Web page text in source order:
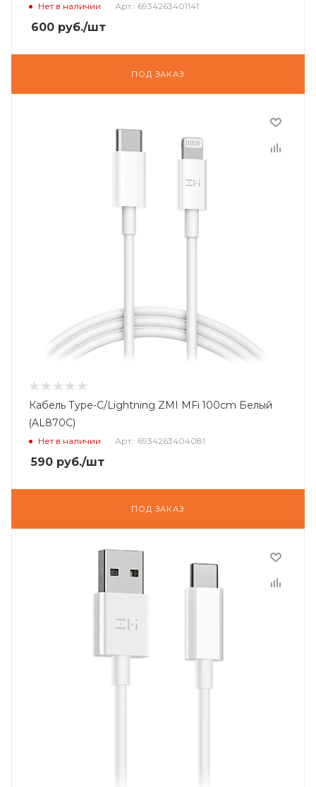
Нет в наличии Арт.: 6934263401141
600 руб./шт
ПОД ЗАКАЗ
Кабель Type-C/Lightning ZMI MFi 100cm Белый
(AL870C)
Нет в наличии Арт.: 6934263404081
590 руб./шт
ПОД ЗАКАЗ